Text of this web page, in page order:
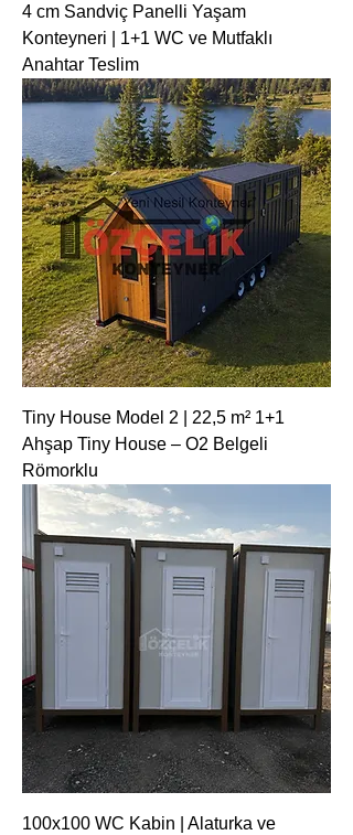
4 cm Sandviç Panelli Yaşam
Konteyneri | 1+1 WC ve Mutfaklı
Anahtar Teslim
Tiny House Model 2 | 22,5 m² 1+1
Ahşap Tiny House – O2 Belgeli
Römorklu
100x100 WC Kabin | Alaturka ve